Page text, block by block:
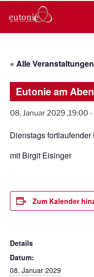
Inhalt
EUTONIE.DE
Lebensbalance durch
« Alle Veranstaltungen
Eutonie am
08. Januar 2029 ,19:00 -
Dienstags fortlaufender
mit Birgit Eisinger
Zum Kalender
Details
Datum:
08. Januar 2029